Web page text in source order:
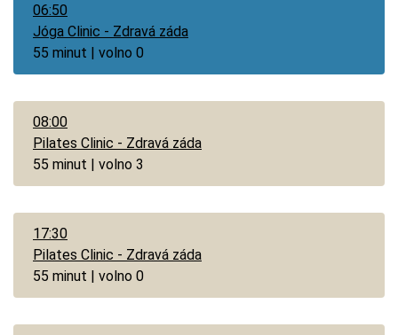
06:50
Jóga Clinic - Zdravá záda
55 minut | volno 0
08:00
Pilates Clinic - Zdravá záda
55 minut | volno 3
17:30
Pilates Clinic - Zdravá záda
55 minut | volno 0